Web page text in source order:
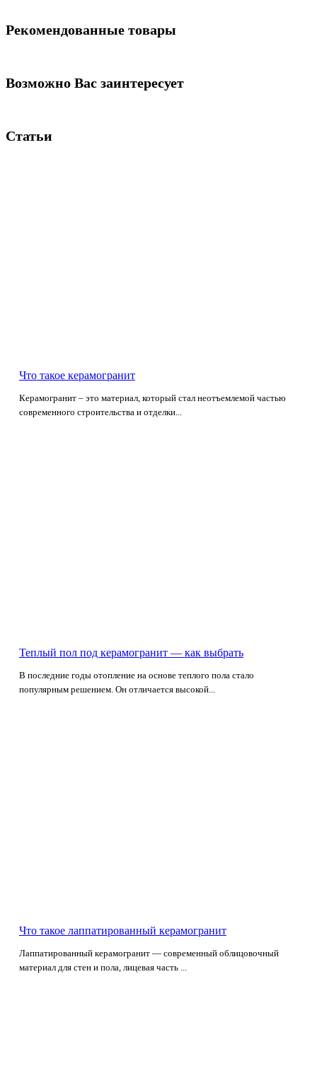
Рекомендованные товары
Возможно Вас заинтересует
Статьи
Что такое керамогранит
Керамогранит – это материал, который стал неотъемлемой частью
современного строительства и отделки...
Теплый пол под керамогранит — как выбрать
В последние годы отопление на основе теплого пола стало
популярным решением. Он отличается высокой...
Что такое лаппатированный керамогранит
Лаппатированный керамогранит — современный облицовочный
материал для стен и пола, лицевая часть ...